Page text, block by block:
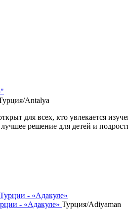
Antalya
для всех, кто увлекается
решение для детей и
- «Адакуле» Турция/Adiyaman